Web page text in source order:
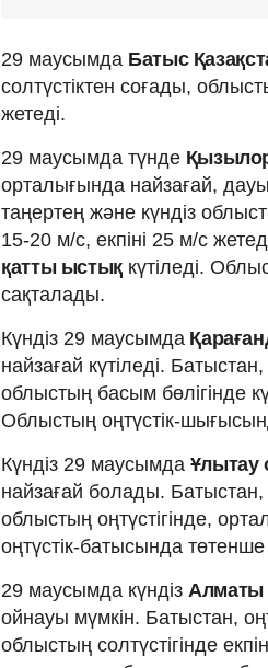
29 маусымда Батыс
солтүстіктен соғады,
жетеді.
29 маусымда түнде
орталығында найзағай,
таңертең және күндіз
15-20 м/с, екпіні 25 м/с
қатты ыстық күтіледі.
сақталады.
Күндіз 29 маусымда
найзағай күтіледі.
облыстың басым бөлігінде
Облыстың оңтүстік-
Күндіз 29 маусымда
найзағай болады. Батыстан,
облыстың оңтүстігінде,
оңтүстік-батысында
29 маусымда күндіз
ойнауы мүмкін. Батыстан,
облыстың солтүстігінде